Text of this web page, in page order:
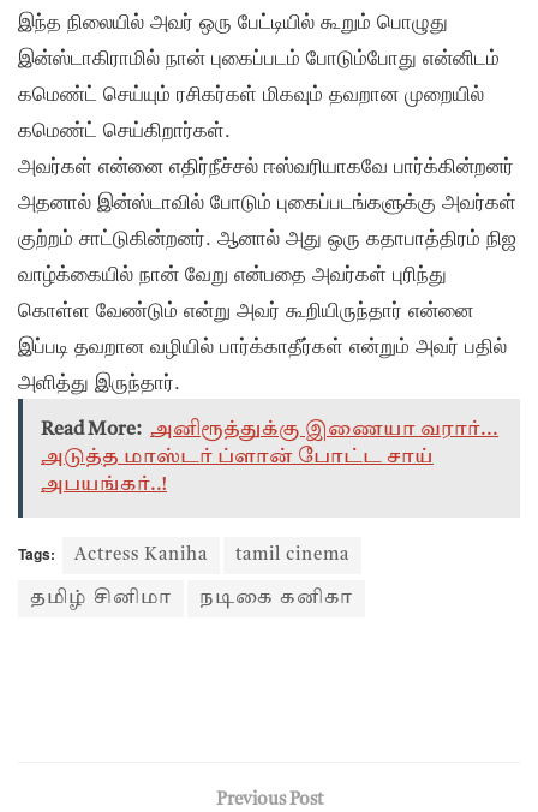
இந்த நிலையில் அவர் ஒரு பேட்டியில் கூறும் பொழுது
இன்ஸ்டாகிராமில் நான் புகைப்படம் போடும்போது என்னிடம்
கமெண்ட் செய்யும் ரசிகர்கள் மிகவும் தவறான முறையில்
கமெண்ட் செய்கிறார்கள்.
அவர்கள் என்னை எதிர்நீச்சல் ஈஸ்வரியாகவே பார்க்கின்றனர்
அதனால் இன்ஸ்டாவில் போடும் புகைப்படங்களுக்கு அவர்கள்
குற்றம் சாட்டுகின்றனர். ஆனால் அது ஒரு கதாபாத்திரம் நிஜ
வாழ்க்கையில் நான் வேறு என்பதை அவர்கள் புரிந்து
கொள்ள வேண்டும் என்று அவர் கூறியிருந்தார் என்னை
இப்படி தவறான வழியில் பார்க்காதீர்கள் என்றும் அவர் பதில்
அளித்து இருந்தார்.
Read More: அனிரூத்துக்கு இணையா வரார்...
அடுத்த மாஸ்டர் ப்ளான் போட்ட சாய்
அபயங்கர்..!
Tags: Actress Kaniha tamil cinema
தமிழ் சினிமா நடிகை கனிகா
Previous Post